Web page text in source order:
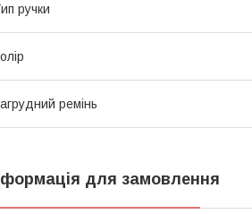
ручки
ремінь
для замовлення